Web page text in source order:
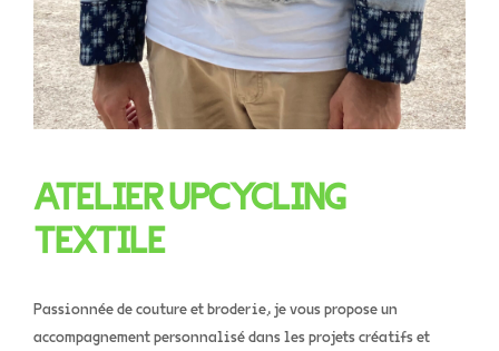
ATELIER UPCYCLING
TEXTILE
Passionnée de couture et broderie, je vous propose un
accompagnement personnalisé dans les projets créatifs et